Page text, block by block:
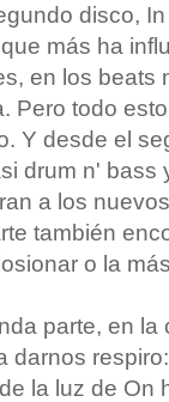
disco,
más ha
en los
Pero todo
Y desde el
drum n'
a los
también
o la
parte, en
darnos
la luz de On